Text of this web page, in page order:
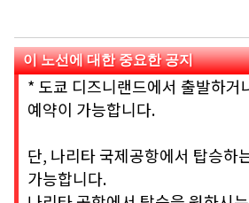
이 노선에 대한 중요한 공지
* 도쿄 디즈니랜드에서 출발하거
예약이 가능합니다.
단, 나리타 국제공항에서 탑승하
가능합니다.